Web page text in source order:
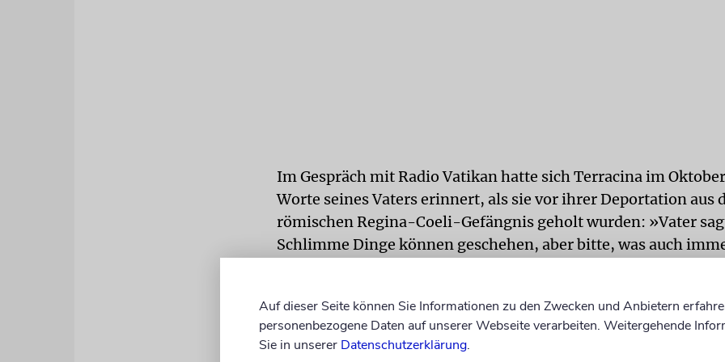
Im Gespräch mit Radio Vatikan hatte sich Terracina im
Worte seines Vaters erinnert, als sie vor ihrer Deportation aus
römischen Regina-Coeli-Gefängnis geholt wurden: »Vater
Schlimme Dinge können geschehen, aber bitte, was auch
Terracina.
Die Familie hatte vor ihrer Festnahme 1944 den
Auf dieser Seite können Sie Informationen zu den Zwecken und Anbietern
personenbezogene Daten auf unserer Webseite verarbeiten. Weitergehende
Sie in unserer Datenschutzerklärung.